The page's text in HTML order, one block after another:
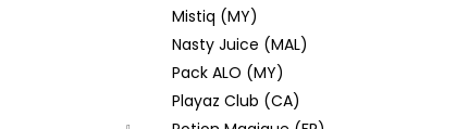
Mistiq (MY)
Nasty Juice (MAL)
Pack ALO (MY)
Playaz Club (CA)